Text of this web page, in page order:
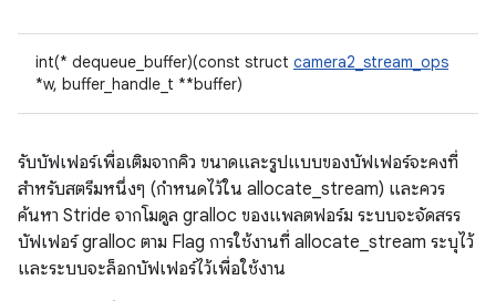
int(* dequeue_buffer)(const struct camera2_stream_ops
*w, buffer_handle_t **buffer)
รับบัฟเฟอร์เพื่อเติมจากคิว ขนาดและรูปแบบของบัฟเฟอร์จะคงที่
สำหรับสตรีมหนึ่งๆ (กำหนดไว้ใน allocate_stream) และควร
ค้นหา Stride จากโมดูล gralloc ของแพลตฟอร์ม ระบบจะจัดสรร
บัฟเฟอร์ gralloc ตาม Flag การใช้งานที่ allocate_stream ระบุไว้
และระบบจะล็อกบัฟเฟอร์ไว้เพื่อใช้งาน